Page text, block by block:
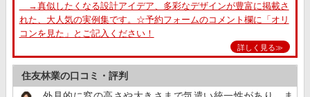
→真似したくなる設計アイデア、多彩なデザインが豊富に掲載さ
れた、大人気の実例集です。☆予約フォームのコメント欄に「オリ
コンを見た」とご記入ください！
詳しく見る≫
住友林業の口コミ・評判